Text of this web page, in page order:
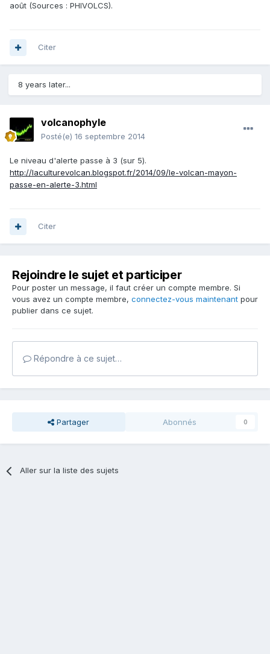
août (Sources : PHIVOLCS).
Citer
8 years later...
volcanophyle
Posté(e) 16 septembre 2014
Le niveau d'alerte passe à 3 (sur 5).
http://laculturevolcan.blogspot.fr/2014/09/le-volcan-mayon-
passe-en-alerte-3.html
Citer
Rejoindre le sujet et participer
Pour poster un message, il faut créer un compte membre. Si
vous avez un compte membre, connectez-vous maintenant pour
publier dans ce sujet.
Répondre à ce sujet…
Partager Abonnés 0
Aller sur la liste des sujets